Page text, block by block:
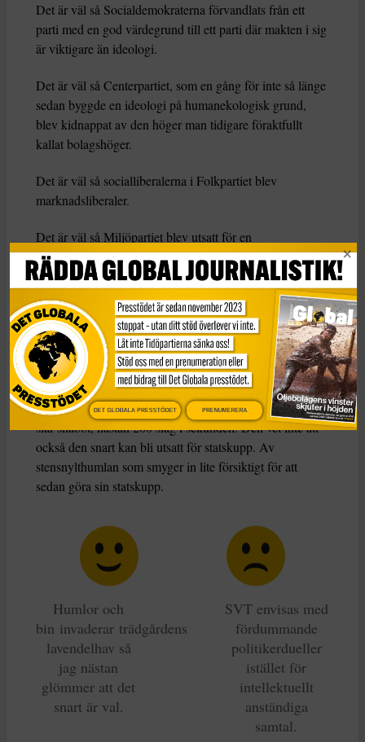
Det är väl så Socialdemokraterna förvandlats från ett
parti med en god värdegrund till ett parti där makten i sig
är viktigare än ideologi.
Det är väl så Centerpartiet, som en gång för inte så länge
sedan byggde en ideologi på humanekologisk grund,
blev kidnappat av den höger man tidigare föraktfullt
kallat bolagshöger.
Det är väl så socialliberalerna i Folkpartiet blev
marknadsliberaler.
Det är väl så Miljöpartiet blev utsatt för en
ekomodernistisk statskupp där de som har värderingar
som ligger i linje med vad som motiverade
Snylthumlorna har en förmåga att ta över. Med hård hud
och stora käftar. Det var dit jag ville komma.
Jag sitter kvar på en stubbe i skogen. Ovanför
ängshumlans flygrutt har stenhumlan sin runda. Vingarna
slår snabbt, nästan 200 slag i sekunden. Den vet inte att
också den snart kan bli utsatt för statskupp. Av
stensnylthumlan som smyger in lite försiktigt för att
sedan göra sin statskupp.
Humlor och
bin invaderar trädgårdens
lavendelhav så
jag nästan
glömmer att det
snart är val.
SVT envisas med
fördummande
politikerdueller
istället för
intellektuellt
anständiga
samtal.
DET GLOBALA PRESSTÖDET PRENUMERERA